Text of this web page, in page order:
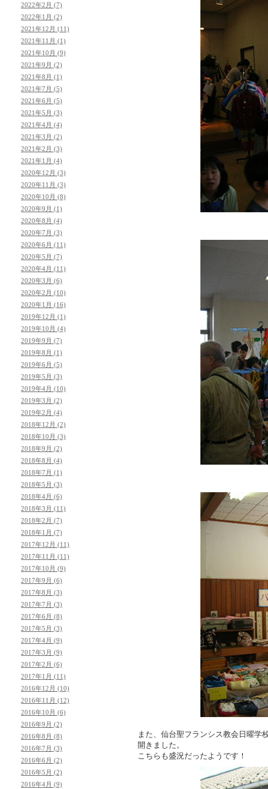
また、仙台聖フランシス教会日曜学
開きました。
こちらも盛況だったようです！
2022年2月 (7)
2022年1月 (2)
2021年12月 (11)
2021年11月 (1)
2021年10月 (9)
2021年9月 (2)
2021年8月 (1)
2021年7月 (5)
2021年6月 (5)
2021年5月 (3)
2021年4月 (4)
2021年3月 (2)
2021年2月 (3)
2021年1月 (4)
2020年12月 (3)
2020年11月 (3)
2020年10月 (8)
2020年9月 (1)
2020年8月 (4)
2020年7月 (3)
2020年6月 (11)
2020年5月 (7)
2020年4月 (11)
2020年3月 (6)
2020年2月 (10)
2020年1月 (16)
2019年12月 (1)
2019年10月 (4)
2019年9月 (7)
2019年8月 (1)
2019年6月 (5)
2019年5月 (3)
2019年4月 (10)
2019年3月 (2)
2019年2月 (4)
2018年12月 (2)
2018年10月 (3)
2018年9月 (2)
2018年8月 (4)
2018年7月 (1)
2018年5月 (3)
2018年4月 (6)
2018年3月 (11)
2018年2月 (7)
2018年1月 (7)
2017年12月 (11)
2017年11月 (11)
2017年10月 (9)
2017年9月 (6)
2017年8月 (3)
2017年7月 (3)
2017年6月 (8)
2017年5月 (3)
2017年4月 (9)
2017年3月 (9)
2017年2月 (6)
2017年1月 (11)
2016年12月 (10)
2016年11月 (12)
2016年10月 (6)
2016年9月 (2)
2016年8月 (8)
2016年7月 (3)
2016年6月 (2)
2016年5月 (2)
2016年4月 (9)